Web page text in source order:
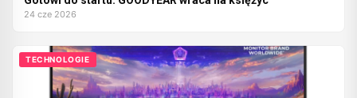
24 cze 2026
TECHNOLOGIE